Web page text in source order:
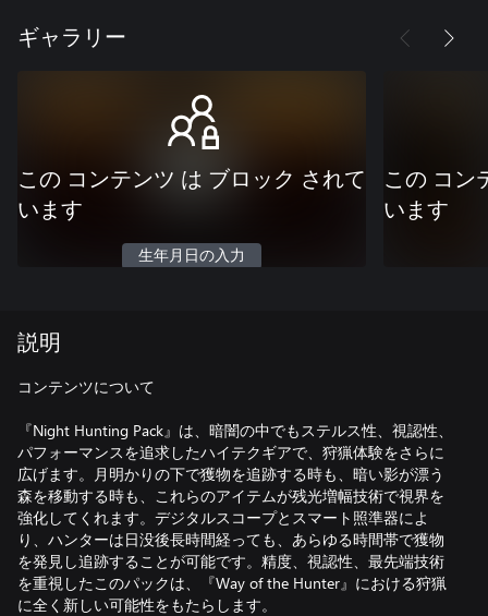
ギャラリー
この コンテンツ は ブロック されて
います
生年月日の入力
この コン
います
説明
コンテンツについて
『Night Hunting Pack』は、暗闇の中でもステルス性、視認性、
パフォーマンスを追求したハイテクギアで、狩猟体験をさらに
広げます。月明かりの下で獲物を追跡する時も、暗い影が漂う
森を移動する時も、これらのアイテムが残光増幅技術で視界を
強化してくれます。デジタルスコープとスマート照準器によ
り、ハンターは日没後長時間経っても、あらゆる時間帯で獲物
を発見し追跡することが可能です。精度、視認性、最先端技術
を重視したこのパックは、『Way of the Hunter』における狩猟
に全く新しい可能性をもたらします。